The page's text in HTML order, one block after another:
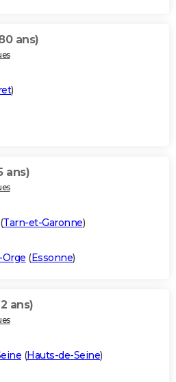
ans)
)
ans)
(Tarn-et-Garonne)
Orge (Essonne)
ans)
(Hauts-de-Seine)